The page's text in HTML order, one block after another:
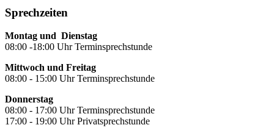
Sprechzeiten
Montag und Dienstag
08:00 -18:00 Uhr Terminsprechstunde
Mittwoch und Freitag
08:00 - 15:00 Uhr Terminsprechstunde
Donnerstag
08:00 - 17:00 Uhr Terminsprechstunde
17:00 - 19:00 Uhr Privatsprechstunde